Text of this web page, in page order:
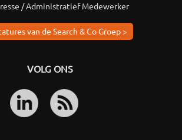
/ Administratief Medewerker
van de Search & Co Groep >
VOLG ONS